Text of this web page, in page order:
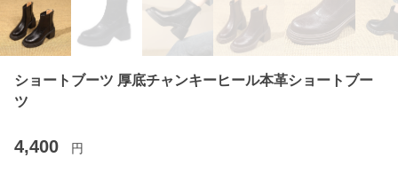
ショートブーツ 厚底チャンキーヒール本革ショートブー
ツ
4,400 円